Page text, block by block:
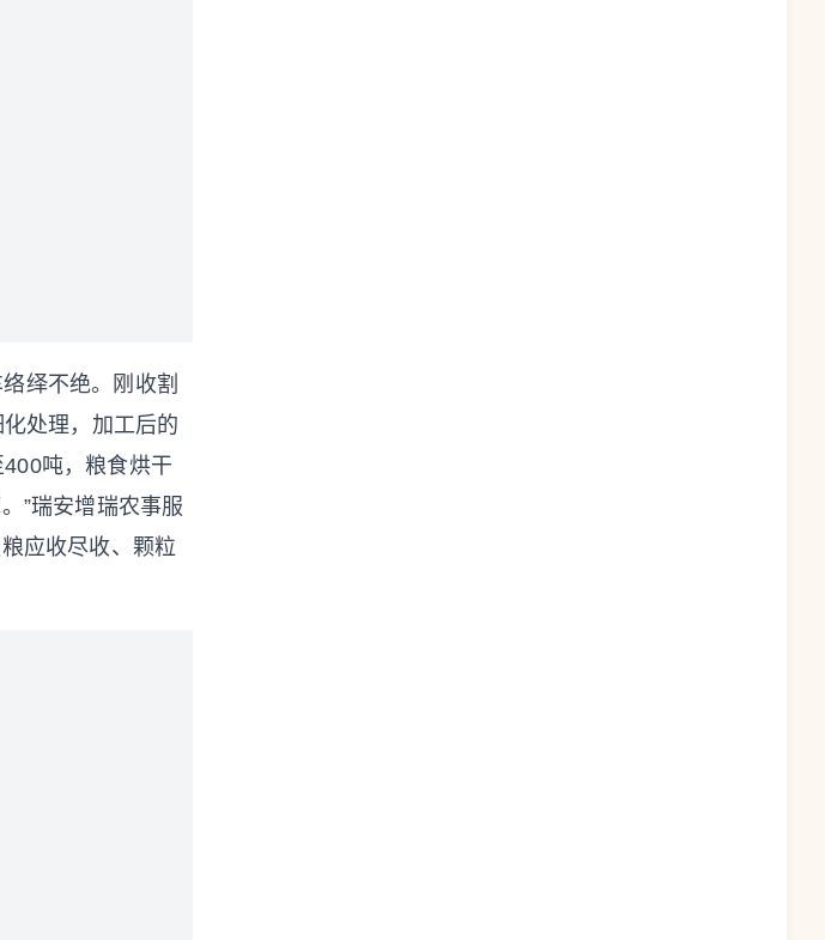
绎不绝。刚收割
处理，加工后的
吨，粮食烘干
”瑞安增瑞农事服
应收尽收、颗粒